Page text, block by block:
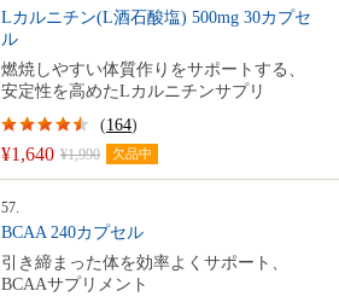
Lカルニチン(L酒石酸塩) 500mg 30カプセ
ル
燃焼しやすい体質作りをサポートする、
安定性を高めたLカルニチンサプリ
¥1,640 ¥1,990 欠品中
(164)
57.
BCAA 240カプセル
引き締まった体を効率よくサポート、
BCAAサプリメント